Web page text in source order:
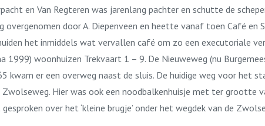
en Van Regteren was jarenlang pachter en schutte de
door A. Diepenveen en heette vanaf toen Café en
het inmiddels wat vervallen café om zo een executoriale
1999) woonhuizen Trekvaart 1 – 9. De Nieuweweg (nu
kwam er een overweg naast de sluis. De huidige weg voor het
Zwolseweg. Hier was ook een noodbalkenhuisje met ter
over het ‘kleine brugje’ onder het wegdek van de